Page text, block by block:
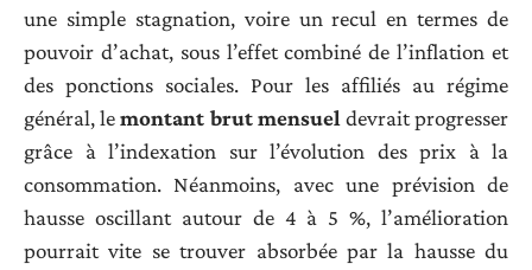
une simple stagnation, voire un recul en termes de
pouvoir d’achat, sous l’effet combiné de l’inflation et
des ponctions sociales. Pour les affiliés au régime
général, lemontant brut mensueldevrait progresser
grâce à l’indexation sur l’évolution des prix à la
consommation. Néanmoins, avec une prévision de
hausse oscillant autour de 4 à 5 %, l’amélioration
pourrait vite se trouver absorbée par la hausse du